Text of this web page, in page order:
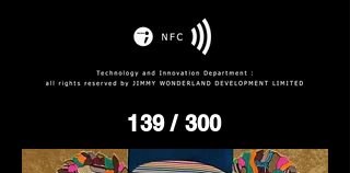
139/ 300